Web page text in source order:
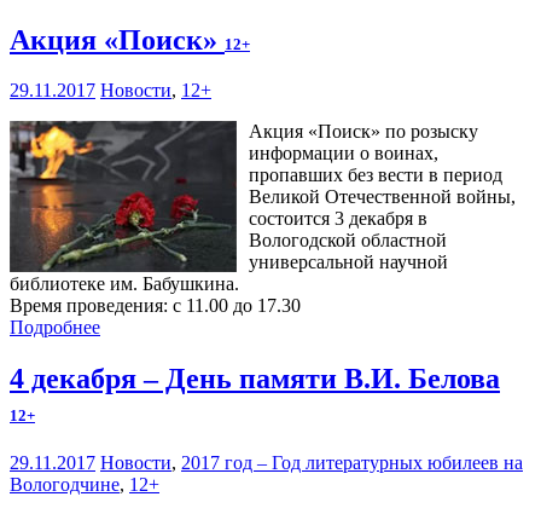
Акция «Поиск» 12+
29.11.2017 Новости, 12+
Акция «Поиск» по розыску
информации о воинах,
пропавших без вести в период
Великой Отечественной войны,
состоится 3 декабря в
Вологодской областной
универсальной научной
библиотеке им. Бабушкина.
Время проведения: с 11.00 до 17.30
Подробнее
4 декабря – День памяти В.И. Белова
12+
29.11.2017 Новости, 2017 год – Год литературных юбилеев на
Вологодчине, 12+